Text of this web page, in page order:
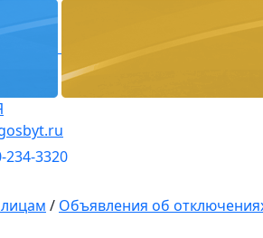
234-3320
/ Объявления об